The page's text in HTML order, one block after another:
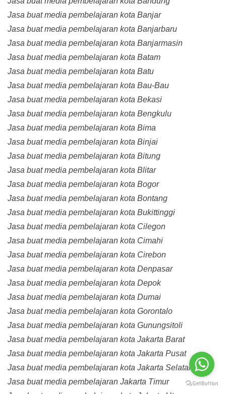
Jasa buat media pembelajaran kota Banjar
Jasa buat media pembelajaran kota Banjarbaru
Jasa buat media pembelajaran kota Banjarmasin
Jasa buat media pembelajaran kota Batam
Jasa buat media pembelajaran kota Batu
Jasa buat media pembelajaran kota Bau-Bau
Jasa buat media pembelajaran kota Bekasi
Jasa buat media pembelajaran kota Bengkulu
Jasa buat media pembelajaran kota Bima
Jasa buat media pembelajaran kota Binjai
Jasa buat media pembelajaran kota Bitung
Jasa buat media pembelajaran kota Blitar
Jasa buat media pembelajaran kota Bogor
Jasa buat media pembelajaran kota Bontang
Jasa buat media pembelajaran kota Bukittinggi
Jasa buat media pembelajaran kota Cilegon
Jasa buat media pembelajaran kota Cimahi
Jasa buat media pembelajaran kota Cirebon
Jasa buat media pembelajaran kota Denpasar
Jasa buat media pembelajaran kota Depok
Jasa buat media pembelajaran kota Dumai
Jasa buat media pembelajaran kota Gorontalo
Jasa buat media pembelajaran kota Gunungsitoli
Jasa buat media pembelajaran kota Jakarta Barat
Jasa buat media pembelajaran kota Jakarta Pusat
Jasa buat media pembelajaran kota Jakarta Selatan
Jasa buat media pembelajaran Jakarta Timur